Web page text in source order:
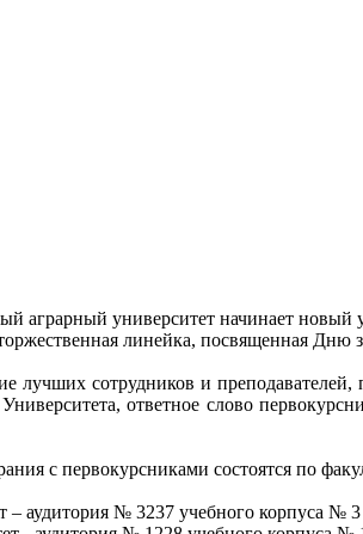
аграрный университет начинает новый
линейка, посвященная
сотрудников и
ответное слово
с первокурсниками состоятся по
– аудитория № 3237 учебного корпуса № 3